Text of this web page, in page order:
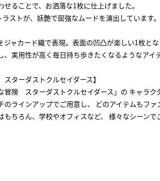
ることで、お洒落な1枚に仕上げました。
ストが、妖艶で屈強なムードを演出しています。
ャカード織で表現。表面の凹凸が楽しい1枚とな
実用性が高く毎日持ち歩きたくなるようなアイ
ターダストクルセイダース】
冒険 スターダストクルセイダース」の キャラク
のラインアップでご用意し、 どのアイテムもフ
ちろん、学校やオフィスなど、 様々なシーンで